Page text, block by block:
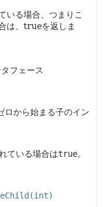
いる場合、つまりこ
は、trueを返しま
タフェース
から始まる子のイン
ている場合はtrue。